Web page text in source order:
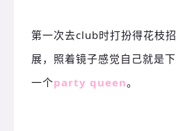
第一次去club时打扮得花枝招
展，照着镜子感觉自己就是下
一个party queen。